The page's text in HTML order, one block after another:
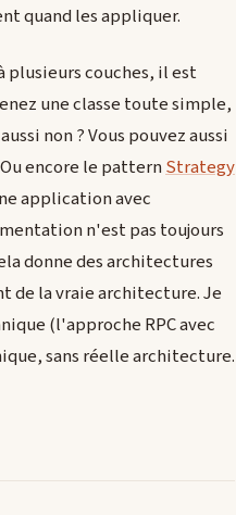
quand les appliquer.
plusieurs couches, il est
une classe toute simple,
non ? Vous pouvez aussi
encore le patternStrategy
application avec
n'est pas toujours
donne des architectures
de la vraie architecture. Je
(l'approche RPC avec
sans réelle architecture.